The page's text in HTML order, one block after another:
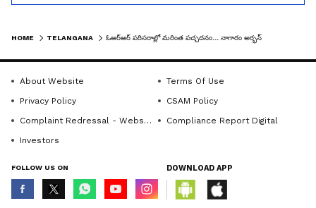
HOME TELANGANA
About Website
Terms Of Use
Privacy Policy
CSAM Policy
Complaint Redressal - Website
Compliance Report Digital
Investors
FOLLOW US ON DOWNLOAD APP